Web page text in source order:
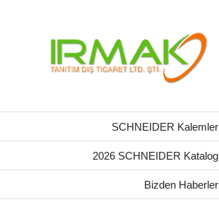
SCHNEIDER Kalemler
2026 SCHNEIDER Katalog
Bizden Haberler